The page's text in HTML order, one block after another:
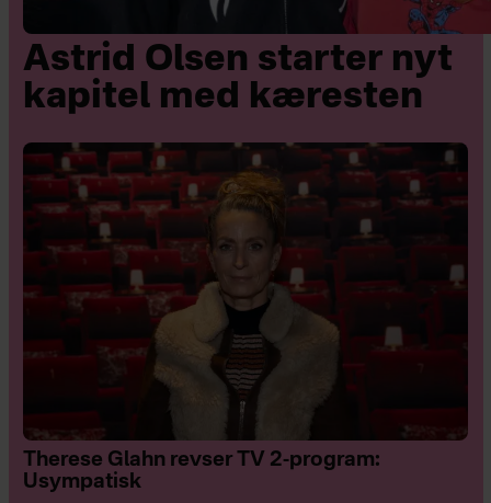
Astrid Olsen starter nyt
kapitel med kæresten
Therese Glahn revser TV 2-program:
Usympatisk